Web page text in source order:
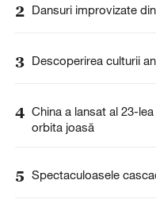
2 Dansuri improvizate
3 Descoperirea culturii
4 China a lansat al 23-
orbita joasă
5 Spectaculoasele